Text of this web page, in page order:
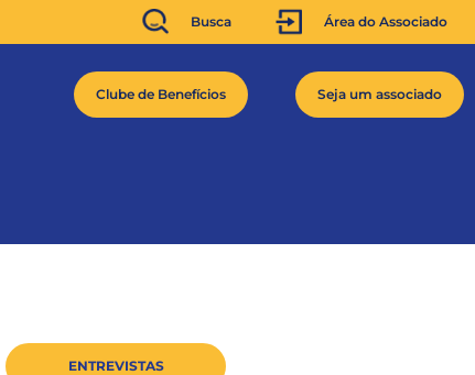
Busca Área do Associado
Clube de Benefícios Seja um associado
ENTREVISTAS